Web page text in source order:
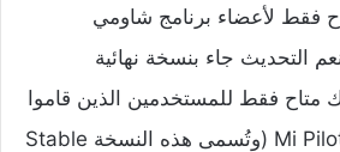
فقط لأعضاء برنامج شاومي
التحديث جاء بنسخة نهائية
متاح فقط للمستخدمين الذين قاموا
بالتسجيل في برنامج Mi Pilot (وتُسمى هذه النسخة Stable